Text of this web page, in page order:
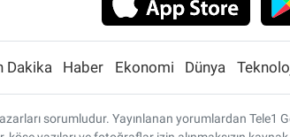
Dakika Haber Ekonomi Dünya
sorumludur. Yayınlanan yorumlardan Tele1